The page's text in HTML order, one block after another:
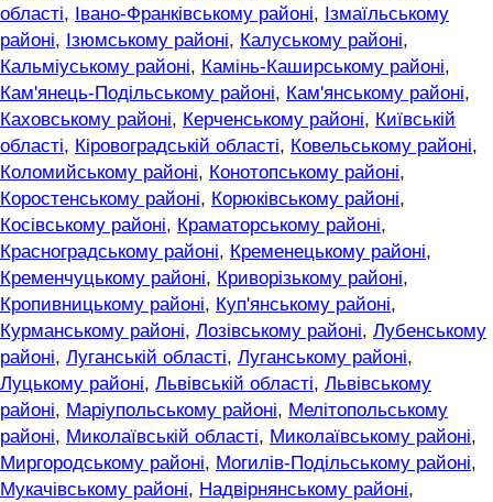
області, Івано-Франківському районі, Ізмаїльському
районі, Ізюмському районі, Калуському районі,
Кальміуському районі, Камінь-Каширському районі,
Кам'янець-Подільському районі, Кам'янському районі,
Каховському районі, Керченському районі, Київській
області, Кіровоградській області, Ковельському районі,
Коломийському районі, Конотопському районі,
Коростенському районі, Корюківському районі,
Косівському районі, Краматорському районі,
Красноградському районі, Кременецькому районі,
Кременчуцькому районі, Криворізькому районі,
Кропивницькому районі, Куп'янському районі,
Курманському районі, Лозівському районі, Лубенському
районі, Луганській області, Луганському районі,
Луцькому районі, Львівській області, Львівському
районі, Маріупольському районі, Мелітопольському
районі, Миколаївській області, Миколаївському районі,
Миргородському районі, Могилів-Подільському районі,
Мукачівському районі, Надвірнянському районі,